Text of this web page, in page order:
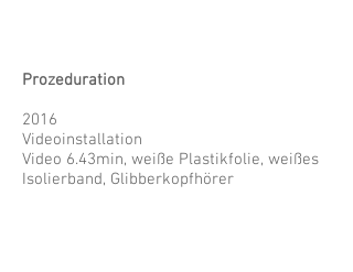
Prozeduration
2016
Videoinstallation
Video 6.43min, weiße Plastikfolie, weißes
Isolierband, Glibberkopfhörer